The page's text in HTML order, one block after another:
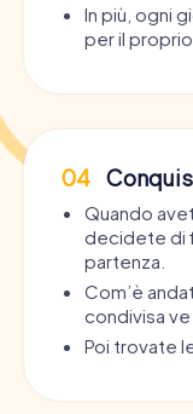
In più, ogni
per il proprio
04
Quando
decidete di
partenza.
Com’è
condivisa
Poi trovate